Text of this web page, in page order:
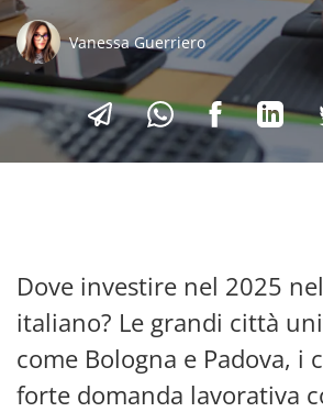
Vanessa Guerriero
Dove investire nel 2025
italiano? Le grandi città
come Bologna e Padova, i
forte domanda lavorativa